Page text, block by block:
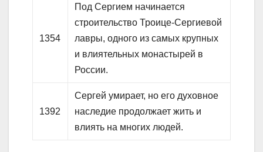
1354
Под Сергием начинается
строительство Троице-Сергиевой
лавры, одного из самых крупных
и влиятельных монастырей в
России.
1392
Сергей умирает, но его духовное
наследие продолжает жить и
влиять на многих людей.